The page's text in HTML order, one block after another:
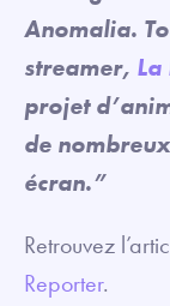
Anomalia.
streamer,
projet
de
écran.”
Retrouvez
Reporter.